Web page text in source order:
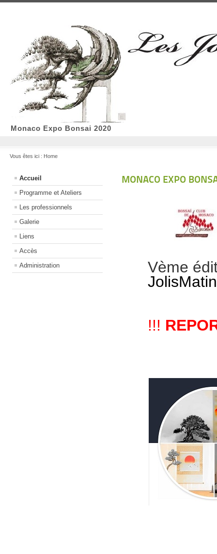
Monaco Expo Bonsai 2020
Vous êtes ici : Home
Accueil
Programme et Ateliers
Les professionnels
Galerie
Liens
Accès
Administration
MONACO EXPO
Vème
!!!